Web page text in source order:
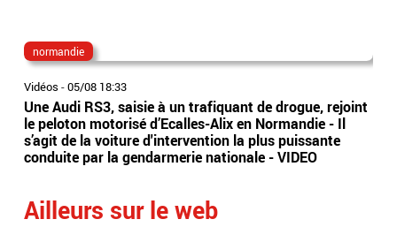
normandie
Vidéos -05/08 18:33
Une Audi RS3, saisie à un trafiquant de drogue, rejoint
le peloton motorisé d’Ecalles-Alix en Normandie - Il
s’agit de la voiture d'intervention la plus puissante
conduite par la gendarmerie nationale - VIDEO
Ailleurs sur le web